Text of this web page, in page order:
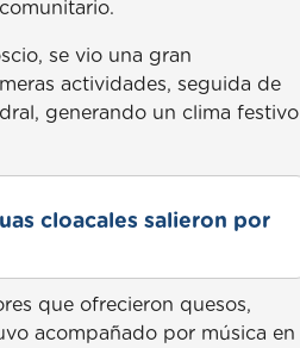
se vio una gran
actividades, seguida de
generando un clima festivo
cloacales salieron por
que ofrecieron quesos,
acompañado por música en